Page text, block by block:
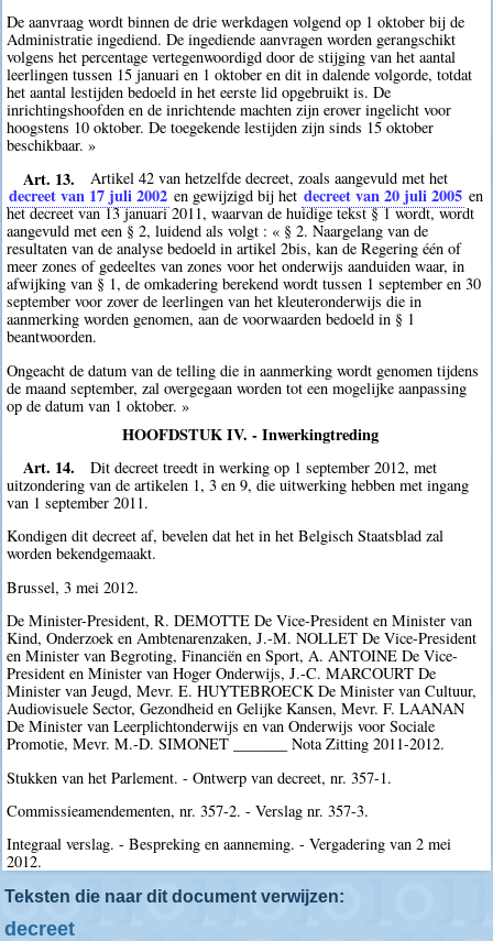
De aanvraag wordt binnen de drie werkdagen volgend op 1 oktober bij de
Administratie ingediend. De ingediende aanvragen worden gerangschikt
volgens het percentage vertegenwoordigd door de stijging van het aantal
leerlingen tussen 15 januari en 1 oktober en dit in dalende volgorde, totdat
het aantal lestijden bedoeld in het eerste lid opgebruikt is. De
inrichtingshoofden en de inrichtende machten zijn erover ingelicht voor
hoogstens 10 oktober. De toegekende lestijden zijn sinds 15 oktober
beschikbaar. »
Art. 13. Artikel 42 van hetzelfde decreet, zoals aangevuld met het
decreet van 17 juli 2002 en gewijzigd bij het decreet van 20 juli 2005 en
het decreet van 13 januari 2011, waarvan de huidige tekst § 1 wordt, wordt
aangevuld met een § 2, luidend als volgt : « § 2. Naargelang van de
resultaten van de analyse bedoeld in artikel 2bis, kan de Regering één of
meer zones of gedeeltes van zones voor het onderwijs aanduiden waar, in
afwijking van § 1, de omkadering berekend wordt tussen 1 september en 30
september voor zover de leerlingen van het kleuteronderwijs die in
aanmerking worden genomen, aan de voorwaarden bedoeld in § 1
beantwoorden.
Ongeacht de datum van de telling die in aanmerking wordt genomen tijdens
de maand september, zal overgegaan worden tot een mogelijke aanpassing
op de datum van 1 oktober. »
HOOFDSTUK IV. - Inwerkingtreding
Art. 14.
Dit decreet treedt in werking op 1 september 2012, met
uitzondering van de artikelen 1, 3 en 9, die uitwerking hebben met ingang
van 1 september 2011.
Kondigen dit decreet af, bevelen dat het in het Belgisch Staatsblad zal
worden bekendgemaakt.
Brussel, 3 mei 2012.
De Minister-President, R. DEMOTTE De Vice-President en Minister van
Kind, Onderzoek en Ambtenarenzaken, J.-M. NOLLET De Vice-President
en Minister van Begroting, Financiën en Sport, A. ANTOINE De Vice-
President en Minister van Hoger Onderwijs, J.-C. MARCOURT De
Minister van Jeugd, Mevr. E. HUYTEBROECK De Minister van Cultuur,
Audiovisuele Sector, Gezondheid en Gelijke Kansen, Mevr. F. LAANAN
De Minister van Leerplichtonderwijs en van Onderwijs voor Sociale
Promotie, Mevr. M.-D. SIMONET _______ Nota Zitting 2011-2012.
Stukken van het Parlement. - Ontwerp van decreet, nr. 357-1.
Commissieamendementen, nr. 357-2. - Verslag nr. 357-3.
Integraal verslag. - Bespreking en aanneming. - Vergadering van 2 mei
2012.
Teksten die naar dit document verwijzen:
decreet